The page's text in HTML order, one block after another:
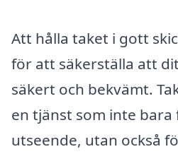
Att hålla taket i gott
för att säkerställa att
säkert och bekvämt.
en tjänst som inte
utseende, utan också